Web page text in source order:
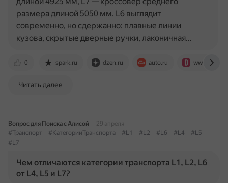
0 spark.ru dzen.ru auto.ru
размера длиной 5050 мм. L6 выглядит
современно, но сдержанно: плавные линии
кузова, скрытые дверные ручки, лаконичная…
Читать далее
Вопрос для Поиска с Алисой
29 апреля
#Транспорт
#КатегорииТранспорта #L1 #L2 #L6 #L4
#L5
#L7
Чем отличаются категории транспорта L1, L2, L6
от L4, L5 и L7?